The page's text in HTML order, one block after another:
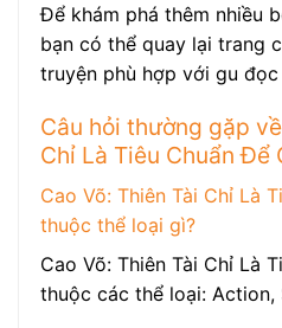
Để khám phá thêm nhiều
bạn có thể quay lại trang
truyện phù hợp với gu đọc
Câu hỏi thường gặp
Chỉ Là Tiêu Chuẩn Để
Cao Võ: Thiên Tài Chỉ Là
thuộc thể loại gì?
Cao Võ: Thiên Tài Chỉ Là
thuộc các thể loại: Action,